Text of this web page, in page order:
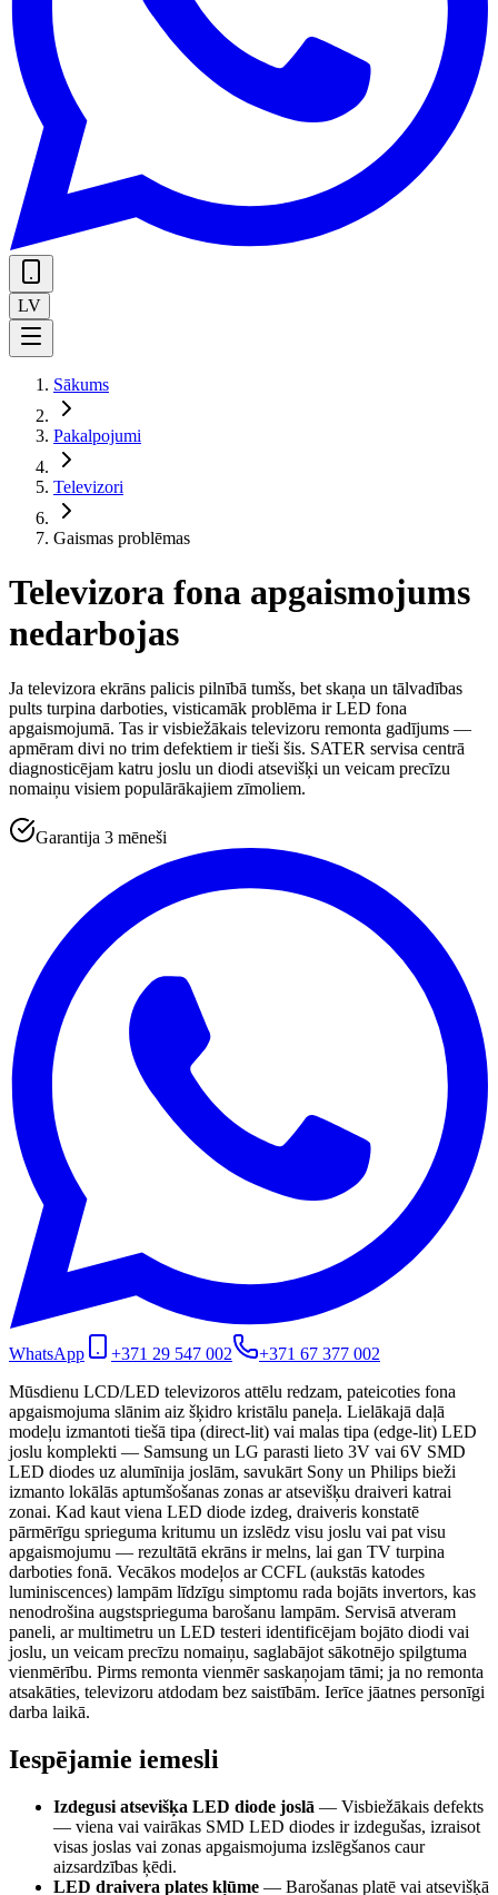
LV
Sākums
Pakalpojumi
Televizori
Gaismas problēmas
Televizora fona apgaismojums
nedarbojas
Ja televizora ekrāns palicis pilnībā tumšs, bet skaņa un tālvadības
pults turpina darboties, visticamāk problēma ir LED fona
apgaismojumā. Tas ir visbiežākais televizoru remonta gadījums —
apmēram divi no trim defektiem ir tieši šis. SATER servisa centrā
diagnosticējam katru joslu un diodi atsevišķi un veicam precīzu
nomaiņu visiem populārākajiem zīmoliem.
Garantija 3 mēneši
WhatsApp +371 29 547 002
+371 67 377 002
Mūsdienu LCD/LED televizoros attēlu redzam, pateicoties fona
apgaismojuma slānim aiz šķidro kristālu paneļa. Lielākajā daļā
modeļu izmantoti tiešā tipa (direct-lit) vai malas tipa (edge-lit) LED
joslu komplekti — Samsung un LG parasti lieto 3V vai 6V SMD
LED diodes uz alumīnija joslām, savukārt Sony un Philips bieži
izmanto lokālās aptumšošanas zonas ar atsevišķu draiveri katrai
zonai. Kad kaut viena LED diode izdeg, draiveris konstatē
pārmērīgu sprieguma kritumu un izslēdz visu joslu vai pat visu
apgaismojumu — rezultātā ekrāns ir melns, lai gan TV turpina
darboties fonā. Vecākos modeļos ar CCFL (aukstās katodes
luminiscences) lampām līdzīgu simptomu rada bojāts invertors, kas
nenodrošina augstsprieguma barošanu lampām. Servisā atveram
paneli, ar multimetru un LED testeri identificējam bojāto diodi vai
joslu, un veicam precīzu nomaiņu, saglabājot sākotnējo spilgtuma
vienmērību. Pirms remonta vienmēr saskaņojam tāmi; ja no remonta
atsakāties, televizoru atdodam bez saistībām. Ierīce jāatnes personīgi
darba laikā.
Iespējamie iemesli
Izdegusi atsevišķa LED diode joslā — Visbiežākais defekts
— viena vai vairākas SMD LED diodes ir izdegušas, izraisot
visas joslas vai zonas apgaismojuma izslēgšanos caur
aizsardzības ķēdi.
LED draivera plates kļūme — Barošanas platē vai atsevišķā